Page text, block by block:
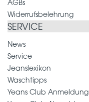
AGBs
Widerrufsbelehrung
SERVICE
News
Service
Jeanslexikon
Waschtipps
Yeans Club Anmeldung